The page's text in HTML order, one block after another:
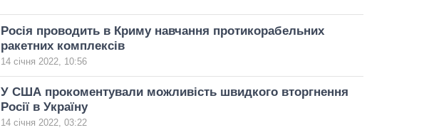
Росія проводить в Криму навчання протикорабельних
ракетних комплексів
14 січня 2022, 10:56
У США прокоментували можливість швидкого вторгнення
Росії в Україну
14 січня 2022, 03:22